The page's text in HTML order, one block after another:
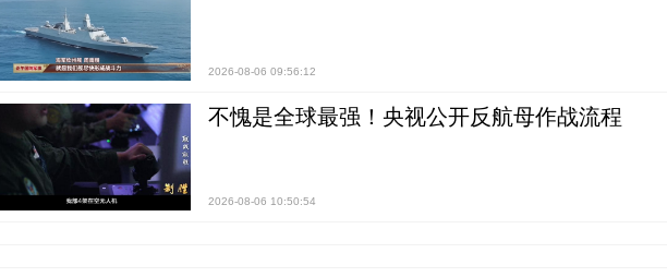
2026-08-06 09:56:12
不愧是全球最强！央视公开反航母作战流程
2026-08-06 10:50:54